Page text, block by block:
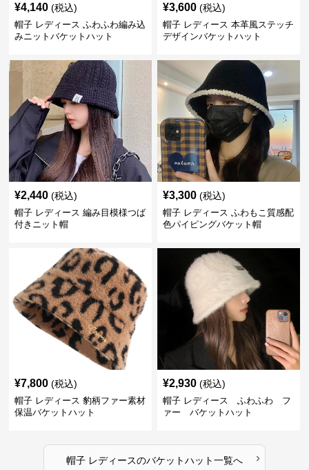
¥4,140 (税込)
帽子 レディース ふわふわ編み込
みニットバケットハット
¥3,600 (税込)
帽子 レディース 本革風ステッチ
デザインバケットハット
¥2,440 (税込)
帽子 レディース 編み目模様つば
付きニット帽
¥3,300 (税込)
帽子 レディース ふわもこ質感配
色パイピングバケット帽
¥7,800 (税込)
帽子 レディース 豹柄ファー素材
保温バケットハット
¥2,930 (税込)
帽子 レディース ふわふわ フ
ァー バケットハット
帽子 レディースのバケットハット一覧へ ›